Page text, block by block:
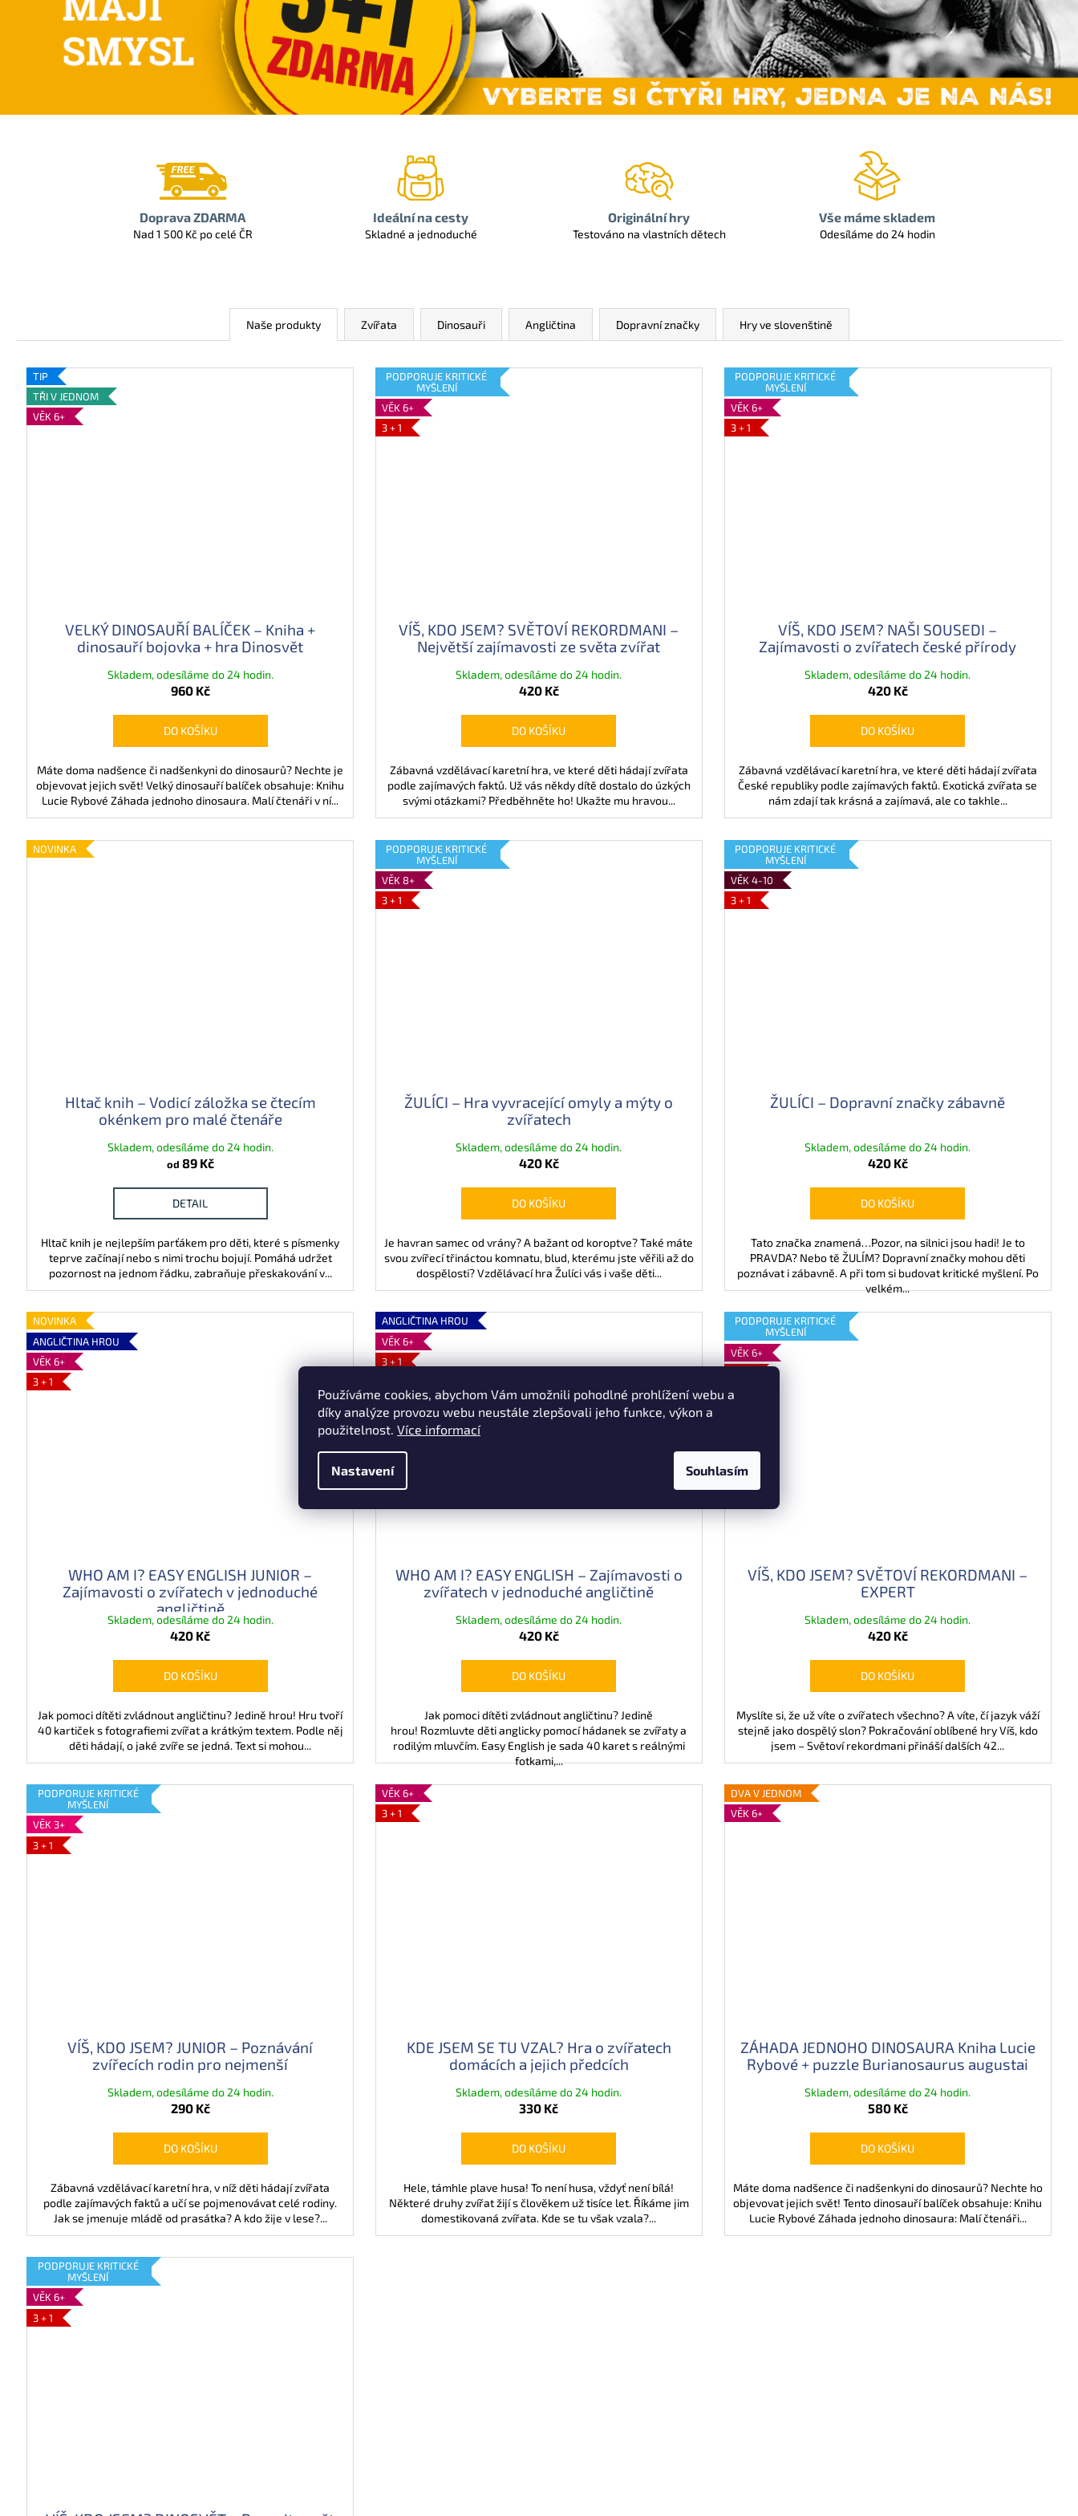
Používáme cookies, abychom Vám umožnili pohodlné prohlížení webu a
díky analýze provozu webu neustále zlepšovali jeho funkce, výkon a
použitelnost. Více informací
Nastavení Souhlasím
z
i
n
o
s
o
s
Doprava ZDARMA
Nad 1 500 Kč po celé ČR
Ideální na cesty
Skladné a jednoduché
Originální hry
Testováno na vlastních dětech
Vše máme skladem
Odesíláme do 24 hodin
Naše produkty Zvířata Dinosauři Angličtina Dopravní značky Hry ve slovenštině
TIP
TŘI V JEDNOM
VĚK 6+
VELKÝ DINOSAUŘÍ BALÍČEK – Kniha +
dinosauří bojovka + hra Dinosvět
Skladem, odesíláme do 24 hodin.
960 Kč
DO KOŠÍKU
Máte doma nadšence či nadšenkyni do dinosaurů? Nechte je
objevovat jejich svět! Velký dinosauří balíček obsahuje: Knihu
Lucie Rybové Záhada jednoho dinosaura. Malí čtenáři v ní...
PODPORUJE KRITICKÉ
MYŠLENÍ
VĚK 6+
3 + 1
VÍŠ, KDO JSEM? SVĚTOVÍ REKORDMANI –
Největší zajímavosti ze světa zvířat
Skladem, odesíláme do 24 hodin.
420 Kč
DO KOŠÍKU
Zábavná vzdělávací karetní hra, ve které děti hádají zvířata
podle zajímavých faktů. Už vás někdy dítě dostalo do úzkých
svými otázkami? Předběhněte ho! Ukažte mu hravou...
PODPORUJE KRITICKÉ
MYŠLENÍ
VĚK 6+
3 + 1
VÍŠ, KDO JSEM? NAŠI SOUSEDI –
Zajímavosti o zvířatech české přírody
Skladem, odesíláme do 24 hodin.
420 Kč
DO KOŠÍKU
Zábavná vzdělávací karetní hra, ve které děti hádají zvířata
České republiky podle zajímavých faktů. Exotická zvířata se
nám zdají tak krásná a zajímavá, ale co takhle...
NOVINKA
Hltač knih – Vodicí záložka se čtecím
okénkem pro malé čtenáře
Skladem, odesíláme do 24 hodin.
od 89 Kč
DETAIL
Hltač knih je nejlepším parťákem pro děti, které s písmenky
teprve začínají nebo s nimi trochu bojují. Pomáhá udržet
pozornost na jednom řádku, zabraňuje přeskakování v...
PODPORUJE KRITICKÉ
MYŠLENÍ
VĚK 8+
3 + 1
ŽULÍCI – Hra vyvracející omyly a mýty o
zvířatech
Skladem, odesíláme do 24 hodin.
420 Kč
DO KOŠÍKU
Je havran samec od vrány? A bažant od koroptve? Také máte
svou zvířecí třináctou komnatu, blud, kterému jste věřili až do
dospělosti? Vzdělávací hra Žulíci vás i vaše děti...
PODPORUJE KRITICKÉ
MYŠLENÍ
VĚK 4-10
3 + 1
ŽULÍCI – Dopravní značky zábavně
Skladem, odesíláme do 24 hodin.
420 Kč
DO KOŠÍKU
Tato značka znamená…Pozor, na silnici jsou hadi! Je to
PRAVDA? Nebo tě ŽULÍM? Dopravní značky mohou děti
poznávat i zábavně. A při tom si budovat kritické myšlení. Po
velkém...
NOVINKA
ANGLIČTINA HROU
VĚK 6+
3 + 1
WHO AM I? EASY ENGLISH JUNIOR –
Zajímavosti o zvířatech v jednoduché
angličtině
Skladem, odesíláme do 24 hodin.
420 Kč
DO KOŠÍKU
Jak pomoci dítěti zvládnout angličtinu? Jedině hrou! Hru tvoří
40 kartiček s fotografiemi zvířat a krátkým textem. Podle něj
děti hádají, o jaké zvíře se jedná. Text si mohou...
ANGLIČTINA HROU
VĚK 6+
3 + 1
WHO AM I? EASY ENGLISH – Zajímavosti o
zvířatech v jednoduché angličtině
Skladem, odesíláme do 24 hodin.
420 Kč
DO KOŠÍKU
Jak pomoci dítěti zvládnout angličtinu? Jedině
hrou! Rozmluvte děti anglicky pomocí hádanek se zvířaty a
rodilým mluvčím. Easy English je sada 40 karet s reálnými
fotkami,...
PODPORUJE KRITICKÉ
MYŠLENÍ
VĚK 6+
VÍŠ, KDO JSEM? SVĚTOVÍ REKORDMANI –
EXPERT
Skladem, odesíláme do 24 hodin.
420 Kč
DO KOŠÍKU
Myslíte si, že už víte o zvířatech všechno? A víte, čí jazyk váží
stejně jako dospělý slon? Pokračování oblíbené hry Víš, kdo
jsem – Světoví rekordmani přináší dalších 42...
PODPORUJE KRITICKÉ
MYŠLENÍ
VĚK 3+
3 + 1
VÍŠ, KDO JSEM? JUNIOR – Poznávání
zvířecích rodin pro nejmenší
Skladem, odesíláme do 24 hodin.
290 Kč
DO KOŠÍKU
Zábavná vzdělávací karetní hra, v níž děti hádají zvířata
podle zajímavých faktů a učí se pojmenovávat celé rodiny.
Jak se jmenuje mládě od prasátka? A kdo žije v lese?...
VĚK 6+
3 + 1
KDE JSEM SE TU VZAL? Hra o zvířatech
domácích a jejich předcích
Skladem, odesíláme do 24 hodin.
330 Kč
DO KOŠÍKU
Hele, támhle plave husa! To není husa, vždyť není bílá!
Některé druhy zvířat žijí s člověkem už tisíce let. Říkáme jim
domestikovaná zvířata. Kde se tu však vzala?...
DVA V JEDNOM
VĚK 6+
ZÁHADA JEDNOHO DINOSAURA Kniha Lucie
Rybové + puzzle Burianosaurus augustai
Skladem, odesíláme do 24 hodin.
580 Kč
DO KOŠÍKU
Máte doma nadšence či nadšenkyni do dinosaurů? Nechte ho
objevovat jejich svět! Tento dinosauří balíček obsahuje: Knihu
Lucie Rybové Záhada jednoho dinosaura: Malí čtenáři...
PODPORUJE KRITICKÉ
MYŠLENÍ
VĚK 6+
3 + 1